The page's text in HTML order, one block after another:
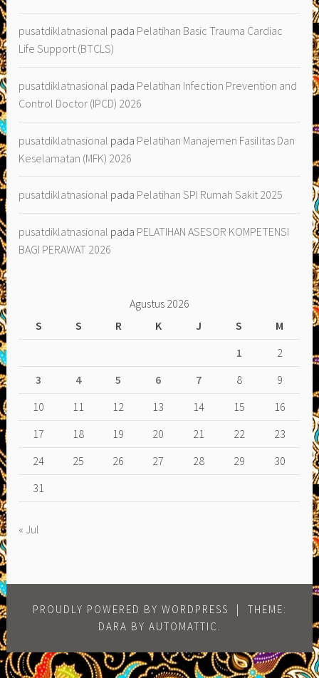
pusatdiklatnasional pada Pelatihan Basic Trauma Cardiac
Life Support (BTCLS)
pusatdiklatnasional pada Pelatihan Infection Prevention and
Control Doctor (IPCD) 2026
pusatdiklatnasional pada Pelatihan Manajemen Fasilitas Dan
Keselamatan (MFK) 2026
pusatdiklatnasional pada Pelatihan SPI Rumah Sakit 2025
pusatdiklatnasional pada PELATIHAN ASESOR KOMPETENSI
BAGI PERAWAT 2026
Agustus 2026
S
S R K J S
M
1
2
3
4 5 6 7 8
9
10
11 12 13 14 15
16
17
18 19 20 21 22
23
24
25 26 27 28 29
30
31
« Jul
PROUDLY POWERED BY WORDPRESS |
THEME:
DARA BY AUTOMATTIC